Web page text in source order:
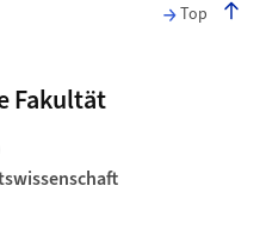
Top
Fakultät